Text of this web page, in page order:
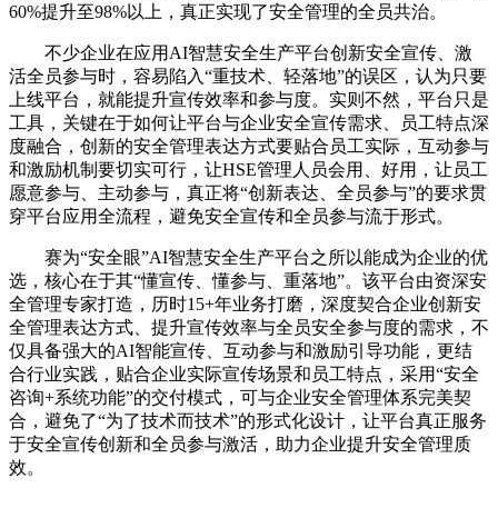
60%提升至98%以上，真正实现了安全管理的全员共治。
不少企业在应用AI智慧安全生产平台创新安全宣传、激
活全员参与时，容易陷入“重技术、轻落地”的误区，认为只要
上线平台，就能提升宣传效率和参与度。实则不然，平台只是
工具，关键在于如何让平台与企业安全宣传需求、员工特点深
度融合，创新的安全管理表达方式要贴合员工实际，互动参与
和激励机制要切实可行，让HSE管理人员会用、好用，让员工
愿意参与、主动参与，真正将“创新表达、全员参与”的要求贯
穿平台应用全流程，避免安全宣传和全员参与流于形式。
赛为“安全眼”AI智慧安全生产平台之所以能成为企业的优
选，核心在于其“懂宣传、懂参与、重落地”。该平台由资深安
全管理专家打造，历时15+年业务打磨，深度契合企业创新安
全管理表达方式、提升宣传效率与全员安全参与度的需求，不
仅具备强大的AI智能宣传、互动参与和激励引导功能，更结
合行业实践，贴合企业实际宣传场景和员工特点，采用“安全
咨询+系统功能”的交付模式，可与企业安全管理体系完美契
合，避免了“为了技术而技术”的形式化设计，让平台真正服务
于安全宣传创新和全员参与激活，助力企业提升安全管理质
效。